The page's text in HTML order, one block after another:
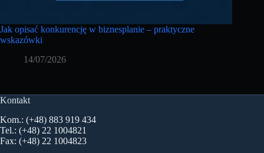
Jak opisać konkurencję w biznesplanie – praktyczne
wskazówki
14/07/2026
Kontakt
Kom.: (+48) 883 919 434
Tel.: (+48) 22 1004821
Fax: (+48) 22 1004823